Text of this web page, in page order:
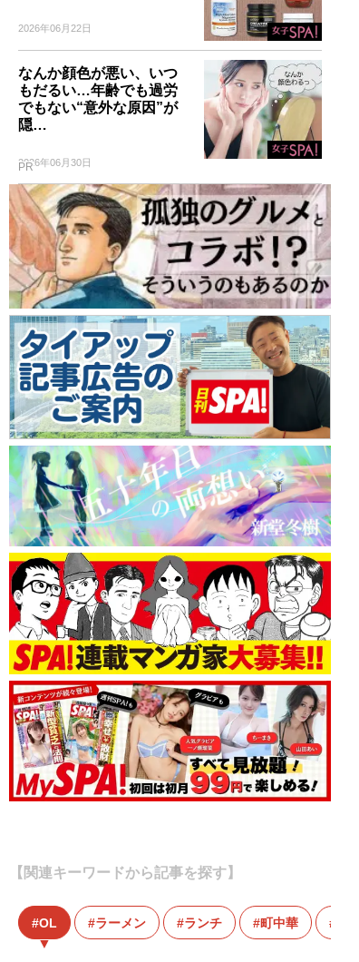
2026年06月22日
なんか顔色が悪い、いつ
もだるい…年齢でも過労
でもない“意外な原因”が
隠…
2026年06月30日
PR
【関連キーワードから記事を探す】
OL ラーメン ランチ 町中華